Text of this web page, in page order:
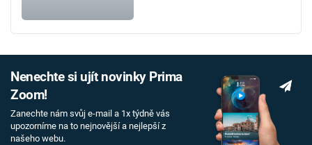
Nenechte si ujít novinky Prima
Zoom!
Zanechte nám svůj e-mail a 1x týdně vás
upozorníme na to nejnovější a nejlepší z
našeho webu.